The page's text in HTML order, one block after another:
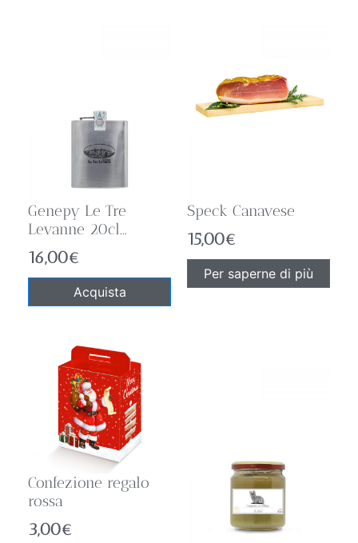
Genepy Le Tre
Levanne 20cl...
16,00€
Acquista
Speck Canavese
15,00€
Per saperne di più
Confezione regalo
rossa
3,00€